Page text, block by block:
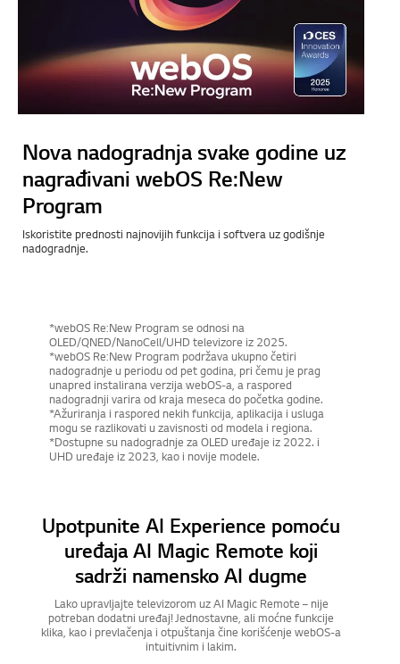
Nova nadogradnja svake godine uz
nagrađivani webOS Re:New
Program
Iskoristite prednosti najnovijih funkcija i softvera uz godišnje
nadogradnje.
*webOS Re:New Program se odnosi na
OLED/QNED/NanoCell/UHD televizore iz 2025.
*webOS Re:New Program podržava ukupno četiri
nadogradnje u periodu od pet godina, pri čemu je prag
unapred instalirana verzija webOS-a, a raspored
nadogradnji varira od kraja meseca do početka godine.
*Ažuriranja i raspored nekih funkcija, aplikacija i usluga
mogu se razlikovati u zavisnosti od modela i regiona.
*Dostupne su nadogradnje za OLED uređaje iz 2022. i
UHD uređaje iz 2023, kao i novije modele.
Upotpunite AI Experience pomoću
uređaja AI Magic Remote koji
sadrži namensko AI dugme
Lako upravljajte televizorom uz AI Magic Remote – nije
potreban dodatni uređaj! Jednostavne, ali moćne funkcije
klika, kao i prevlačenja i otpuštanja čine korišćenje webOS-a
intuitivnim i lakim.